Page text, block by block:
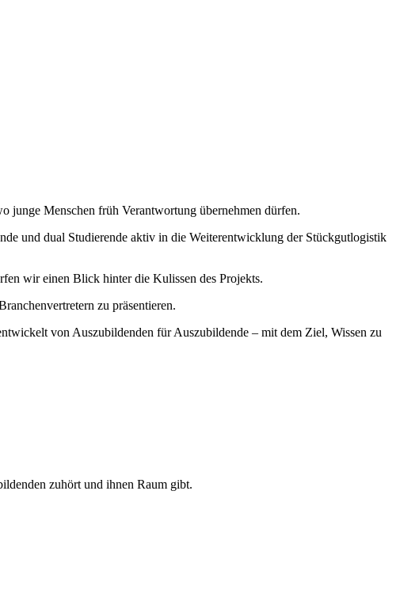
junge Menschen früh Verantwortung übernehmen dürfen.
und dual Studierende aktiv in die Weiterentwicklung der Stückgutlogistik
wir einen Blick hinter die Kulissen des Projekts.
zu präsentieren.
von Auszubildenden für Auszubildende – mit dem Ziel, Wissen zu
zuhört und ihnen Raum gibt.